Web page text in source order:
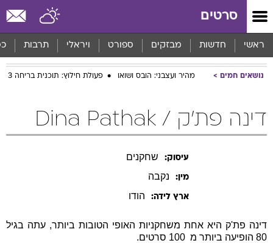
סרטים
ראשי חדשות מבזקים ספורט ויראלי תרבות
נושאים חמים מהיר ועצבני: הובס ושואו פעולת חילוץ: תוכנית בריחה 3
דינה פת'ק / Dina Pathak
עיסוק: שחקנים
מין: נקבה
ארץ לידה: הודו
דינה פת'ק היא אחת משחקניות האופי הטובות ביותר, עתה בגיל
80 הופיעה ביותר מ  100 סרטים.